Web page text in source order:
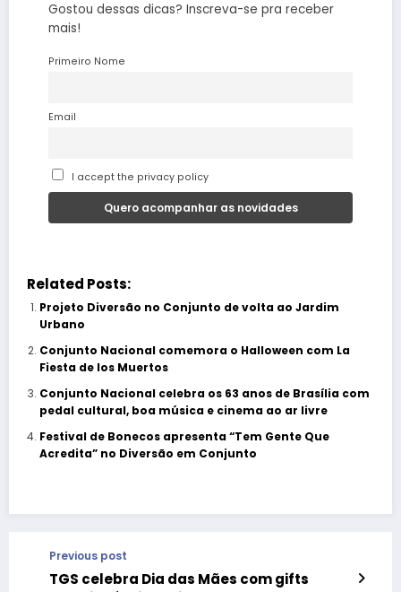
Gostou dessas dicas? Inscreva-se pra receber
mais!
Primeiro Nome
Email
I accept the privacy policy
Related Posts:
Projeto Diversão no Conjunto de volta ao Jardim
Urbano
Conjunto Nacional comemora o Halloween com La
Fiesta de los Muertos
Conjunto Nacional celebra os 63 anos de Brasília com
pedal cultural, boa música e cinema ao ar livre
Festival de Bonecos apresenta “Tem Gente Que
Acredita” no Diversão em Conjunto
Previous post
TGS celebra Dia das Mães com gifts